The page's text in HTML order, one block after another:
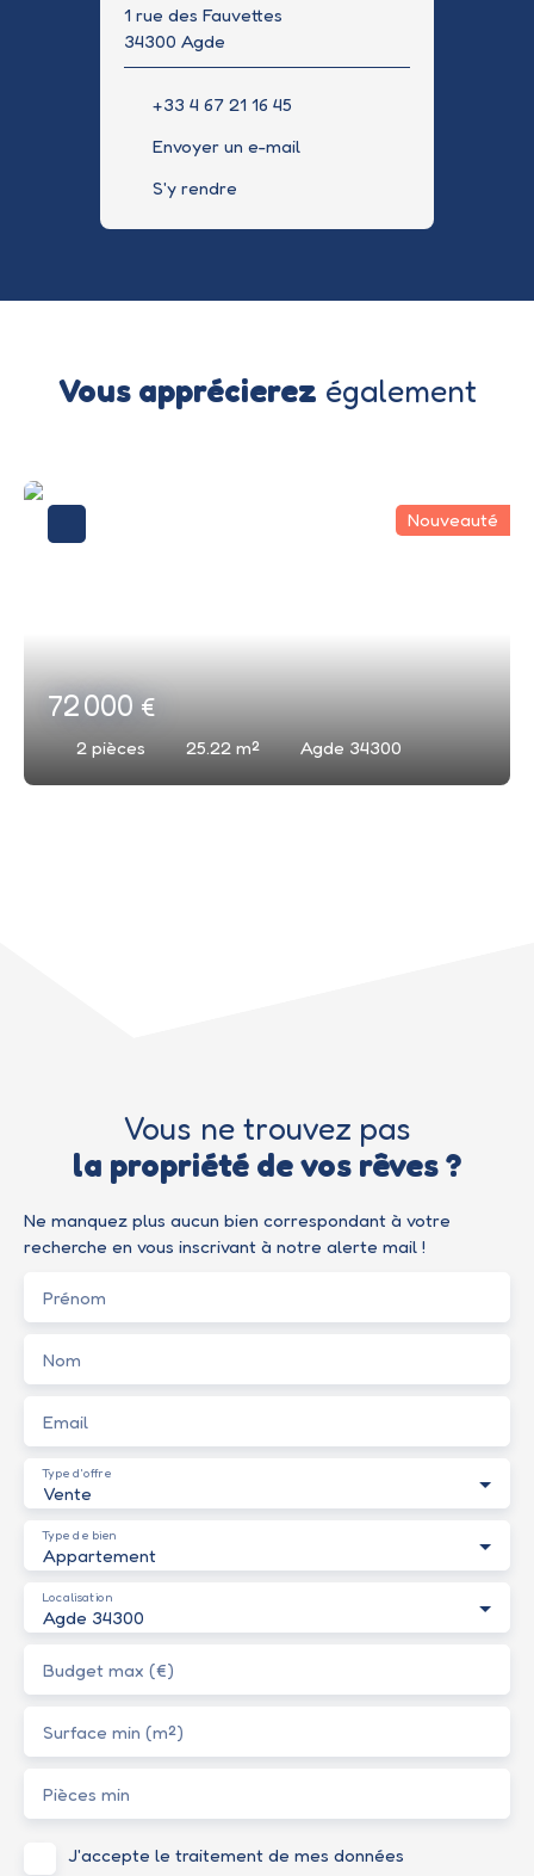
1 rue des Fauvettes
34300 Agde
+33 4 67 21 16 45
Envoyer un e-mail
S'y rendre
Vous apprécierez également
72 000€
2 pièces 25.22 m² Agde 34300
Nouveauté
Vous ne trouvez pas
la propriété de vos rêves ?
Ne manquez plus aucun bien correspondant à votre
recherche en vous inscrivant à notre alerte mail !
Prénom
Nom
Email
Vente
Type d'offre
Appartement
Type de bien
Agde 34300
Localisation
Budget max (€)
Surface min (m²)
Pièces min
J'accepte le traitement de mes données